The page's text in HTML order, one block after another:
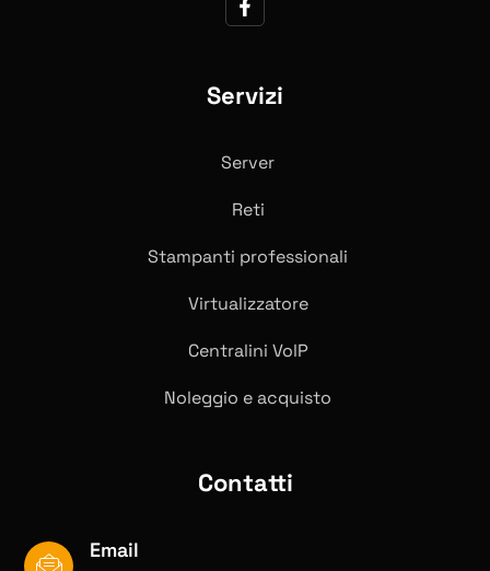
Servizi
Server
Reti
Stampanti professionali
Virtualizzatore
Centralini VolP
Noleggio e acquisto
Contatti
Email